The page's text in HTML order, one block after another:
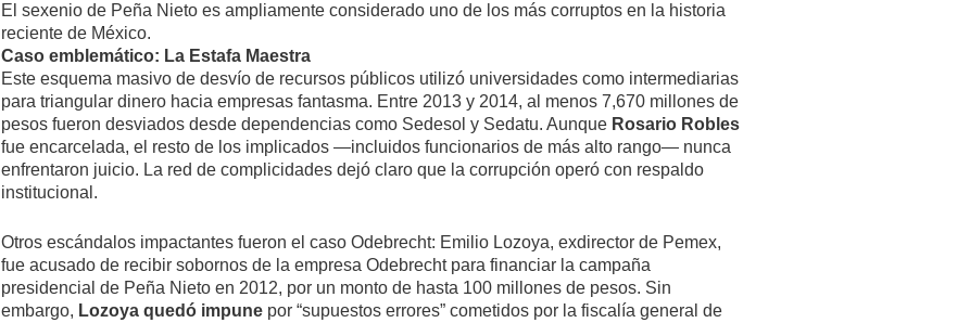
El sexenio de Peña Nieto es ampliamente considerado uno de los más corruptos en la historia
reciente de México.
Caso emblemático: La Estafa Maestra
Este esquema masivo de desvío de recursos públicos utilizó universidades como intermediarias
para triangular dinero hacia empresas fantasma. Entre 2013 y 2014, al menos 7,670 millones de
pesos fueron desviados desde dependencias como Sedesol y Sedatu. Aunque Rosario Robles
fue encarcelada, el resto de los implicados —incluidos funcionarios de más alto rango— nunca
enfrentaron juicio. La red de complicidades dejó claro que la corrupción operó con respaldo
institucional.
Otros escándalos impactantes fueron el caso Odebrecht: Emilio Lozoya, exdirector de Pemex,
fue acusado de recibir sobornos de la empresa Odebrecht para financiar la campaña
presidencial de Peña Nieto en 2012, por un monto de hasta 100 millones de pesos. Sin
embargo, Lozoya quedó impune por “supuestos errores” cometidos por la fiscalía general de